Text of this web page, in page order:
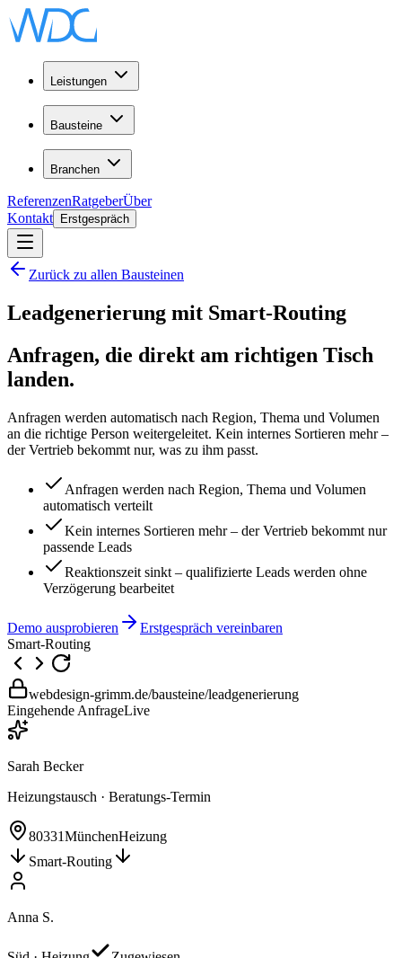
Leistungen
Bausteine
Branchen
ReferenzenRatgeberÜber
Kontakt
Erstgespräch
Zurück zu allen Bausteinen
Leadgenerierung mit Smart-Routing
Anfragen, die direkt am richtigen Tisch
landen.
Anfragen werden automatisch nach Region, Thema und Volumen
an die richtige Person weitergeleitet. Kein internes Sortieren mehr –
der Vertrieb bekommt nur, was zu ihm passt.
Anfragen werden nach Region, Thema und Volumen
automatisch verteilt
Kein internes Sortieren mehr – der Vertrieb bekommt nur
passende Leads
Reaktionszeit sinkt – qualifizierte Leads werden ohne
Verzögerung bearbeitet
Demo ausprobieren
Erstgespräch vereinbaren
Smart-Routing
webdesign-grimm.de/bausteine/leadgenerierung
Eingehende AnfrageLive
Sarah Becker
Heizungstausch · Beratungs-Termin
80331MünchenHeizung
Smart-Routing
Anna S.